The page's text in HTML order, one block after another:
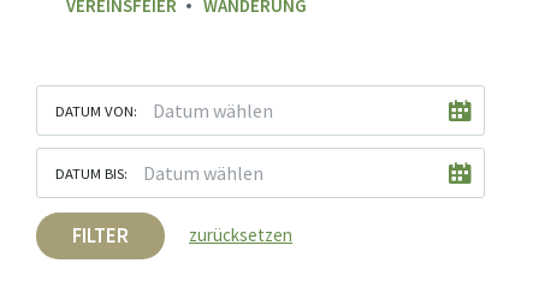
VEREINSFEIER
WANDERUNG
DATUM VON:
DATUM BIS:
FILTER zurücksetzen